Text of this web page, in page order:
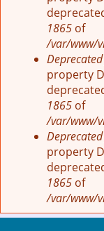
1865 of
/var/www/
property
1865 of
/var/www/
property
1865 of
/var/www/